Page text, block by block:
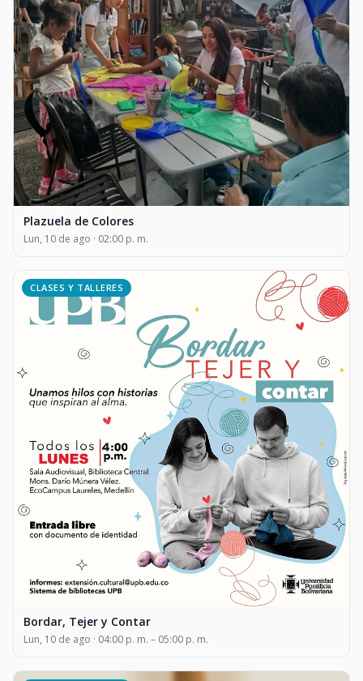
Plazuela de Colores
Lun, 10 de ago · 02:00 p. m.
CLASES Y TALLERES
Bordar, Tejer y Contar
Lun, 10 de ago · 04:00 p. m. – 05:00 p. m.